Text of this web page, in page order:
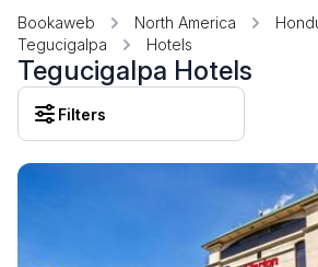
Bookaweb North America
Tegucigalpa
Hotels
Tegucigalpa Hotels
Filters